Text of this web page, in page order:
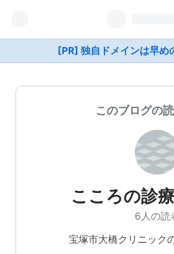
[PR] 独自ドメインは早め
このブログの
こころの診
6人の読
宝塚市大橋クリニック